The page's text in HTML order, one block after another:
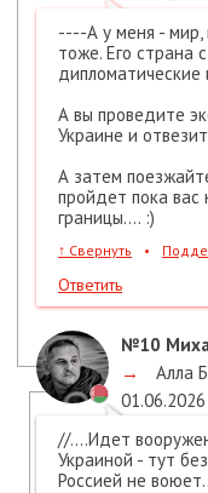
----А у меня - мир,
тоже. Его страна
А вы проведите
Украине и
А затем
пройдет пока вас
границы.... :)
↑ Свернуть •
Ответить
№10
→
Алла
01.06.2026
//....Идет
Украиной - тут
Россией не